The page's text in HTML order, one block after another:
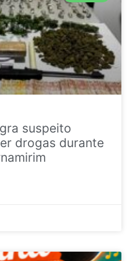
suspeito
drogas durante